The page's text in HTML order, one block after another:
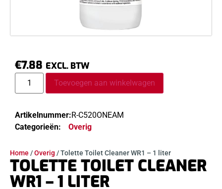
Home /Overig / Tolette Toilet Cleaner WR1 – 1 liter
TOLETTE TOILET CLEANER
WR1 – 1 LITER
€7.88 EXCL. BTW
Toevoegen aan winkelwagen
Artikelnummer:R-C520ONEAM
Categorieën:
Overig